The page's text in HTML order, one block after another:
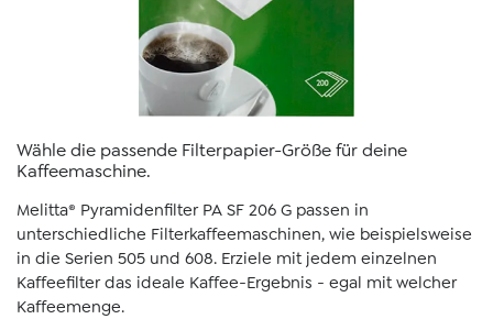
Wähle die passende Filterpapier-Größe für deine
Kaffeemaschine.
Melitta® Pyramidenfilter PA SF 206 G passen in
unterschiedliche Filterkaffeemaschinen, wie beispielsweise
in die Serien 505 und 608. Erziele mit jedem einzelnen
Kaffeefilter das ideale Kaffee-Ergebnis - egal mit welcher
Kaffeemenge.